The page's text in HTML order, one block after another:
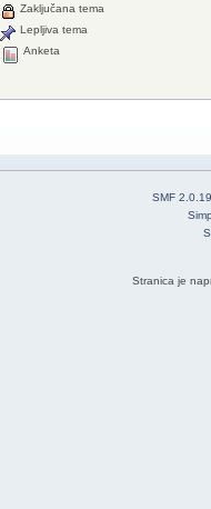
Zaključana tema
Lepljiva tema
Anketa
SMF 2.0.19
Stranica je